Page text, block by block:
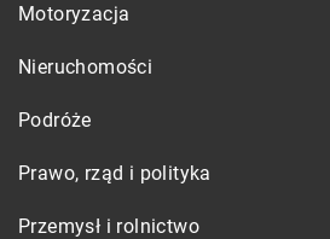
Motoryzacja
Nieruchomości
Podróże
Prawo, rząd i polityka
Przemysł i rolnictwo